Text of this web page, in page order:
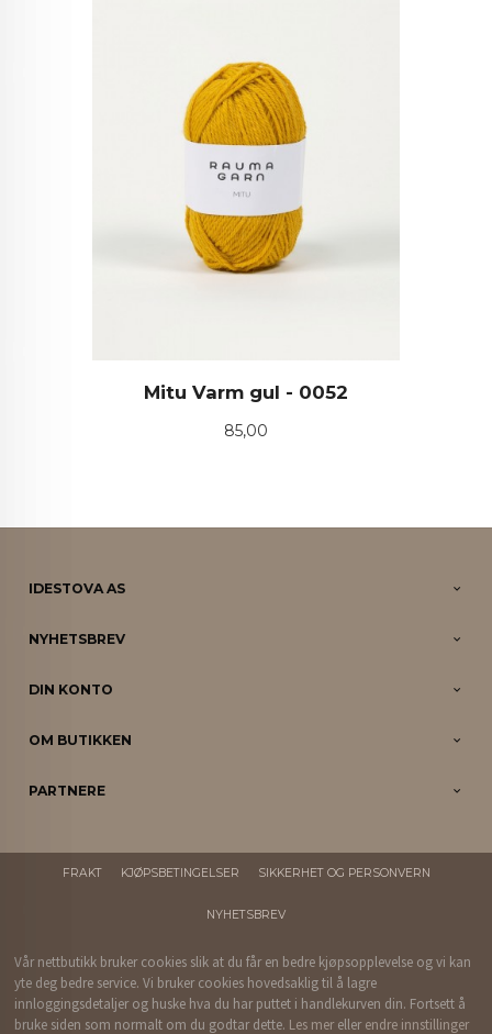
Mitu Varm gul - 0052
Pris
85,00
IDESTOVA AS
NYHETSBREV
DIN KONTO
OM BUTIKKEN
PARTNERE
FRAKT KJØPSBETINGELSER SIKKERHET OG PERSONVERN
NYHETSBREV
Vår nettbutikk bruker cookies slik at du får en bedre kjøpsopplevelse og vi kan
yte deg bedre service. Vi bruker cookies hovedsaklig til å lagre
innloggingsdetaljer og huske hva du har puttet i handlekurven din. Fortsett å
bruke siden som normalt om du godtar dette. Les mer eller endre innstillinger